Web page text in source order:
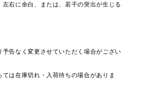
左右に余白、または、若干の突出が生じる
告なく変更させていただく場合がござい
は在庫切れ・入荷待ちの場合がありま